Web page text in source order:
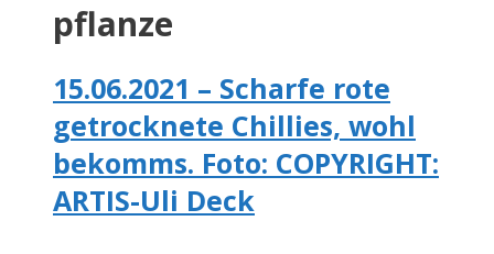
pflanze
15.06.2021 – Scharfe rote
getrocknete Chillies, wohl
bekomms. Foto: COPYRIGHT:
ARTIS-Uli Deck